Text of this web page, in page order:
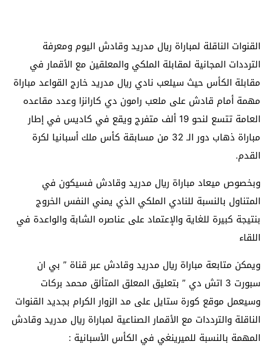
القنوات الناقلة لمباراة ريال مدريد وقادش اليوم ومعرفة
الترددات المجانية لمقابلة الملكي والمعلقين مع الأقمار في
مقابلة الكأس حيث سيلعب نادي ريال مدريد خارج القواعد مباراة
مهمة أمام قادش على ملعب رامون دي كارانزا وعدد مقاعده
العامة تتسع لنحو 19 ألف متفرج ويقع في كاديس في إطار
مباراة ذهاب دور الـ 32 من مسابقة كأس ملك أسبانيا لكرة
القدم.
وبخصوص ميعاد مباراة ريال مدريد وقادش فسيكون في
المتناول بالنسبة للنادي الملكي الذي يمني النفس الخروج
بنتيجة كبيرة للغاية والإعتماد على عناصره الشابة والواعدة في
اللقاء
ويمكن متابعة مباراة ريال مدريد وقادش عبر قناة ” بي ان
سبورت 3 اتش دي ” بتعليق المعلق المتألق محمد بركات
وسيعمل موقع كورة ستايل على مد الزوار الكرام بجديد القنوات
الناقلة والترددات مع الأقمار الصناعية لمباراة ريال مدريد وقادش
المهمة بالنسبة للميرينغي في الكأس الأسبانية :